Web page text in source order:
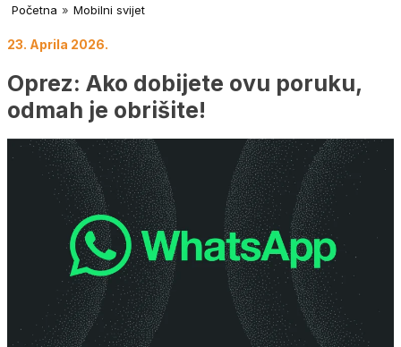
Početna » Mobilni svijet
23. Aprila 2026.
Oprez: Ako dobijete ovu poruku,
odmah je obrišite!